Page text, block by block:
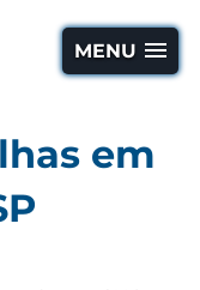
MENU
em